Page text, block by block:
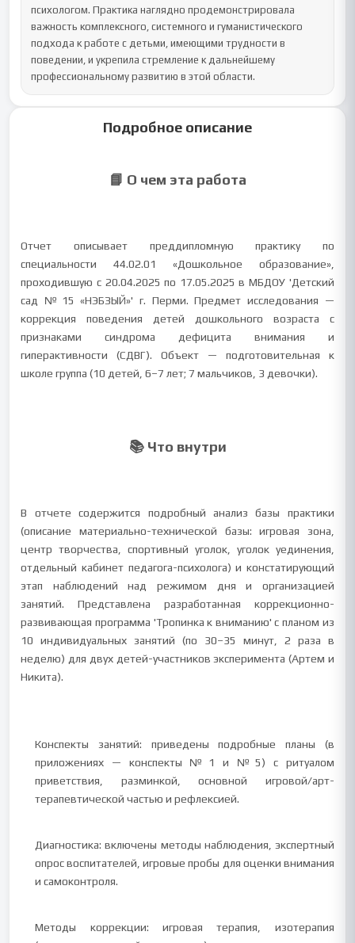
психологом. Практика наглядно продемонстрировала
важность комплексного, системного и гуманистического
подхода к работе с детьми, имеющими трудности в
поведении, и укрепила стремление к дальнейшему
профессиональному развитию в этой области.
Подробное описание
📘 О чем эта работа
Отчет описывает преддипломную практику по
специальности 44.02.01 «Дошкольное образование»,
проходившую с 20.04.2025 по 17.05.2025 в МБДОУ 'Детский
сад №15 «НЭБЗЫЙ»' г. Перми. Предмет исследования —
коррекция поведения детей дошкольного возраста с
признаками синдрома дефицита внимания и
гиперактивности (СДВГ). Объект — подготовительная к
школе группа (10 детей, 6–7 лет; 7 мальчиков, 3 девочки).
📚 Что внутри
В отчете содержится подробный анализ базы практики
(описание материально-технической базы: игровая зона,
центр творчества, спортивный уголок, уголок уединения,
отдельный кабинет педагога-психолога) и констатирующий
этап наблюдений над режимом дня и организацией
занятий. Представлена разработанная коррекционно-
развивающая программа 'Тропинка к вниманию' с планом из
10 индивидуальных занятий (по 30–35 минут, 2 раза в
неделю) для двух детей-участников эксперимента (Артем и
Никита).
Конспекты занятий: приведены подробные планы (в
приложениях — конспекты №1 и №5) с ритуалом
приветствия, разминкой, основной игровой/арт-
терапевтической частью и рефлексией.
Диагностика: включены методы наблюдения, экспертный
опрос воспитателей, игровые пробы для оценки внимания
и самоконтроля.
Методы коррекции: игровая терапия, изотерапия